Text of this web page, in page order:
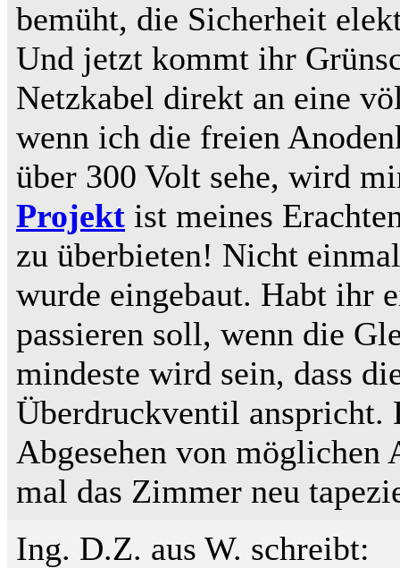
bemüht, die Sicherheit
Und jetzt kommt ihr
Netzkabel direkt an eine
wenn ich die freien
über 300 Volt sehe, wird
Projekt ist meines
zu überbieten! Nicht
wurde eingebaut. Habt ihr
passieren soll, wenn die
mindeste wird sein, dass
Überdruckventil anspricht.
Abgesehen von möglichen
mal das Zimmer neu
Ing. D.Z. aus W. schreibt: